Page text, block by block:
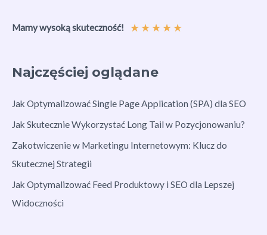
Mamy wysoką skuteczność! ★★★★★
Najczęściej oglądane
Jak Optymalizować Single Page Application (SPA) dla SEO
Jak Skutecznie Wykorzystać Long Tail w Pozycjonowaniu?
Zakotwiczenie w Marketingu Internetowym: Klucz do
Skutecznej Strategii
Jak Optymalizować Feed Produktowy i SEO dla Lepszej
Widoczności